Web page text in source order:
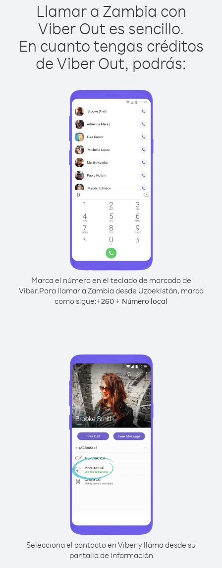
Llamar a Zambia con
Viber Out es sencillo.
En cuanto tengas créditos
de Viber Out, podrás:
Marca el número en el teclado de marcado de
Viber.Para llamar a Zambia desde Uzbekistán, marca
como sigue:+260 + Número local
Selecciona el contacto en Viber y llama desde su
pantalla de información